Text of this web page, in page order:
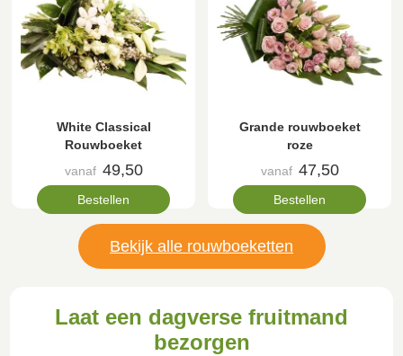
White Classical
Rouwboeket
vanaf 49,50
Bestellen
Grande rouwboeket
roze
vanaf 47,50
Bestellen
Bekijk alle rouwboeketten
Laat een dagverse fruitmand
bezorgen